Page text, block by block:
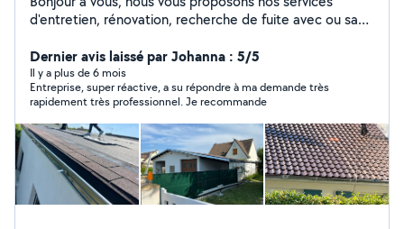
d'entretien, rénovation, recherche de fuite avec ou sans
site Web Mr.Couverture Bouafle
Dernier avis laissé par Johanna : 5/5
Il y a plus de 6 mois
Entreprise, super réactive, a su répondre à ma demande très
rapidement très professionnel. Je recommande